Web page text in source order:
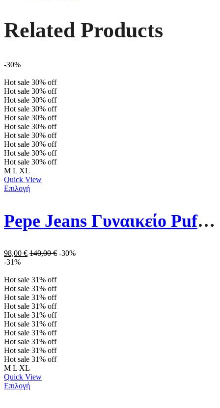
Related Products
-30%
Hot sale 30% off
Hot sale 30% off
Hot sale 30% off
Hot sale 30% off
Hot sale 30% off
Hot sale 30% off
Hot sale 30% off
Hot sale 30% off
Hot sale 30% off
Hot sale 30% off
M L XL
Quick View
Επιλογή
Pepe Jeans Γυναικείο Puffer Μπουφάν Maddie Mousse PL402253-808 Ecru
98,00 € 140,00€ -30%
-31%
Hot sale 31% off
Hot sale 31% off
Hot sale 31% off
Hot sale 31% off
Hot sale 31% off
Hot sale 31% off
Hot sale 31% off
Hot sale 31% off
Hot sale 31% off
Hot sale 31% off
M L XL
Quick View
Επιλογή